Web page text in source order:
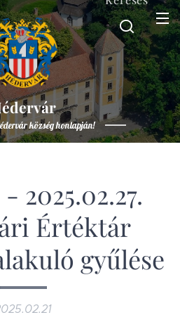
község honlapján!
2025.02.27.
Értéktár
gyűlése